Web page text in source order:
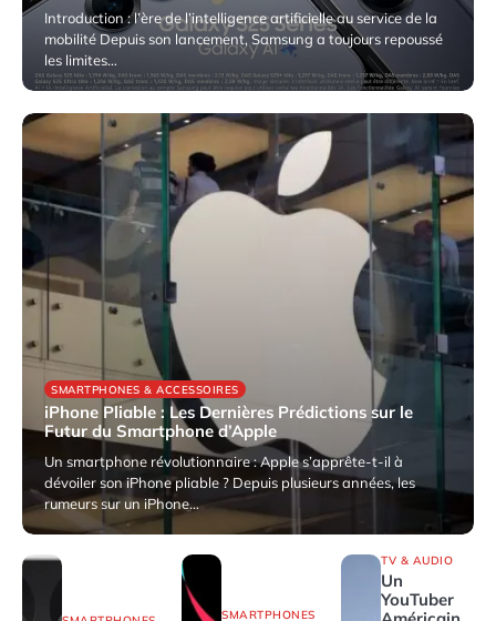
Introduction : l’ère de l’intelligence artificielle au service de la
mobilité Depuis son lancement, Samsung a toujours repoussé
les limites…
5 avril 2025
SMARTPHONES & ACCESSOIRES
iPhone Pliable : Les Dernières Prédictions sur le
Futur du Smartphone d’Apple
Un smartphone révolutionnaire : Apple s’apprête-t-il à
dévoiler son iPhone pliable ? Depuis plusieurs années, les
rumeurs sur un iPhone…
4 avril 2025
SMARTPHONES
TV & AUDIO
Un
YouTuber